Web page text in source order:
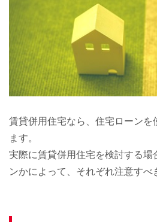
賃貸併用住宅なら、住宅ローンを
ます。
実際に賃貸併用住宅を検討する場
ンかによって、それぞれ注意すべ